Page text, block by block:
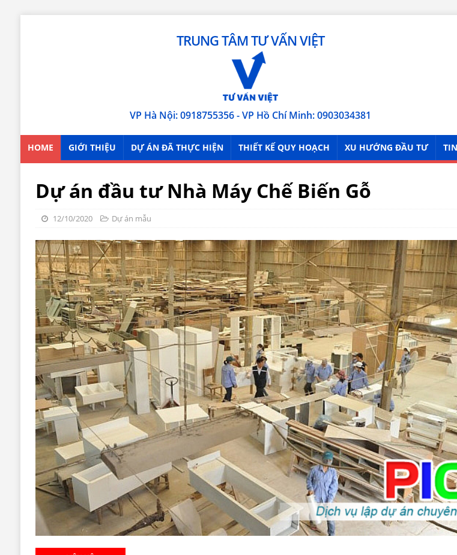
TRUNG TÂM TƯ VẤN VIỆT
VP Hà Nội: 0918755356 - VP Hồ Chí Minh: 0903034381
HOME GIỚI THIỆU DỰ ÁN ĐÃ THỰC HIỆN THIẾT KẾ QUY HOẠCH XU HƯỚNG ĐẦU TƯ
Dự án đầu tư Nhà Máy Chế Biến Gỗ
12/10/2020 Dự án mẫu